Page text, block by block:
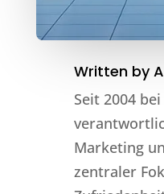
Written by
Seit 2004 bei
Marketing
zentraler